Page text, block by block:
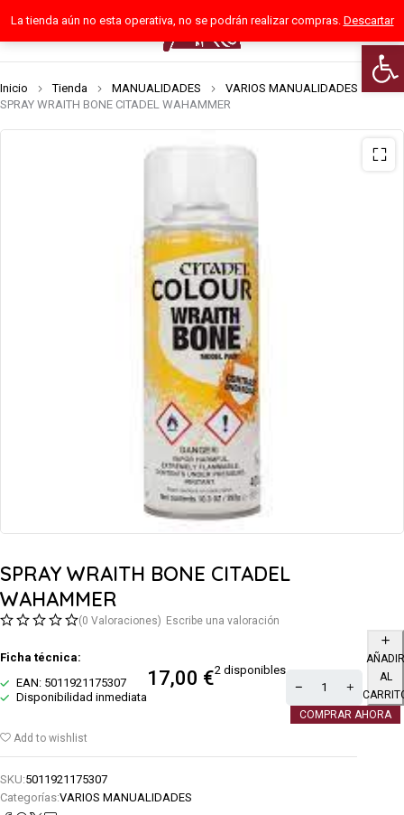
La tienda aún no esta operativa, no se podrán realizar compras. Descartar
0
Inicio Tienda MANUALIDADES
VARIOS MANUALIDADES
SPRAY WRAITH BONE CITADEL WAHAMMER
SPRAY WRAITH BONE CITADEL
WAHAMMER
(0 Valoraciones) Escribe una valoración
Ficha técnica:
EAN: 5011921175307
Disponibilidad inmediata
17,00 €2 disponibles
AÑADIR
AL
COMPRAR AHORA
Add to wishlist
SKU:5011921175307
Categorías:VARIOS MANUALIDADES